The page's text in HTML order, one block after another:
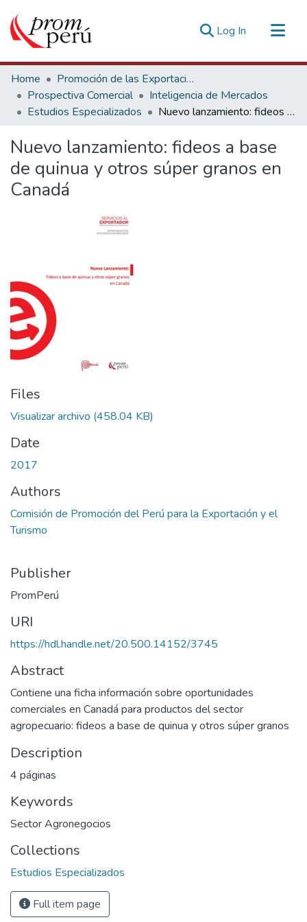
Log In (current)
Communities & Collections
All of DSpace
Statistics
Home
Promoción de las Exportaciones
Prospectiva Comercial
Inteligencia de Mercados
Estudios Especializados
Nuevo lanzamiento: fideos a base de quinua y otros súper granos en Canadá
Nuevo lanzamiento: fideos a base
de quinua y otros súper granos en
Canadá
Files
Visualizar archivo (458.04 KB)
Date
2017
Authors
Comisión de Promoción del Perú para la Exportación y el
Turismo
Publisher
PromPerú
URI
https://hdl.handle.net/20.500.14152/3745
Abstract
Contiene una ficha información sobre oportunidades
comerciales en Canadá para productos del sector
agropecuario: fideos a base de quinua y otros súper granos
Description
4 páginas
Keywords
Sector Agronegocios
Collections
Estudios Especializados
Full item page